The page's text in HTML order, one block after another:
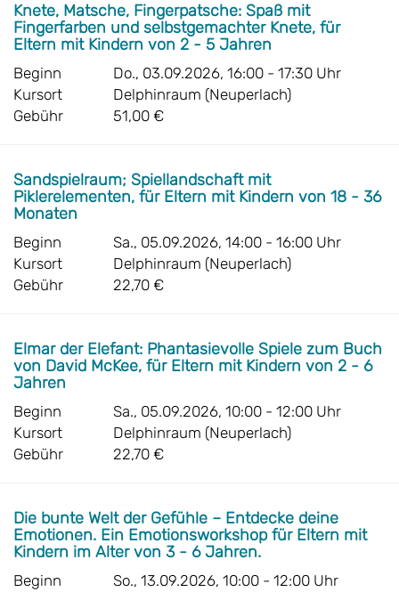
Knete, Matsche, Fingerpatsche: Spaß mit
Fingerfarben und selbstgemachter Knete, für
Eltern mit Kindern von 2 - 5 Jahren
Beginn
Do., 03.09.2026, 16:00 - 17:30 Uhr
Kursort
Delphinraum (Neuperlach)
Gebühr
51,00 €
Sandspielraum; Spiellandschaft mit
Piklerelementen, für Eltern mit Kindern von 18 - 36
Monaten
Beginn
Sa., 05.09.2026, 14:00 - 16:00 Uhr
Kursort
Delphinraum (Neuperlach)
Gebühr
22,70 €
Elmar der Elefant: Phantasievolle Spiele zum Buch
von David McKee, für Eltern mit Kindern von 2 - 6
Jahren
Beginn
Sa., 05.09.2026, 10:00 - 12:00 Uhr
Kursort
Delphinraum (Neuperlach)
Gebühr
22,70 €
Die bunte Welt der Gefühle – Entdecke deine
Emotionen. Ein Emotionsworkshop für Eltern mit
Kindern im Alter von 3 - 6 Jahren.
Beginn
So., 13.09.2026, 10:00 - 12:00 Uhr